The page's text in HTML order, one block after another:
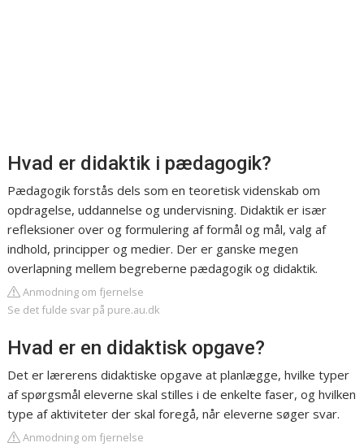
Hvad er didaktik i pædagogik?
Pædagogik forstås dels som en teoretisk videnskab om
opdragelse, uddannelse og undervisning. Didaktik er især
refleksioner over og formulering af formål og mål, valg af
indhold, principper og medier. Der er ganske megen
overlapning mellem begreberne pædagogik og didaktik.
Anmodning om fjernelse
Se det fulde svar på pure.au.dk
Hvad er en didaktisk opgave?
Det er lærerens didaktiske opgave at planlægge, hvilke typer
af spørgsmål eleverne skal stilles i de enkelte faser, og hvilken
type af aktiviteter der skal foregå, når eleverne søger svar.
Anmodning om fjernelse